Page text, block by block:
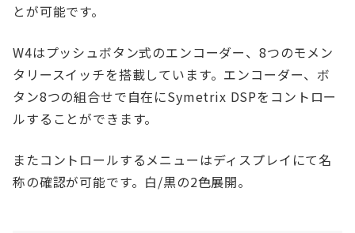
とが可能です。
W4はプッシュボタン式のエンコーダー、8つのモメン
タリースイッチを搭載しています。エンコーダー、ボ
タン8つの組合せで自在にSymetrix DSPをコントロー
ルすることができます。
またコントロールするメニューはディスプレイにて名
称の確認が可能です。白/黒の2色展開。